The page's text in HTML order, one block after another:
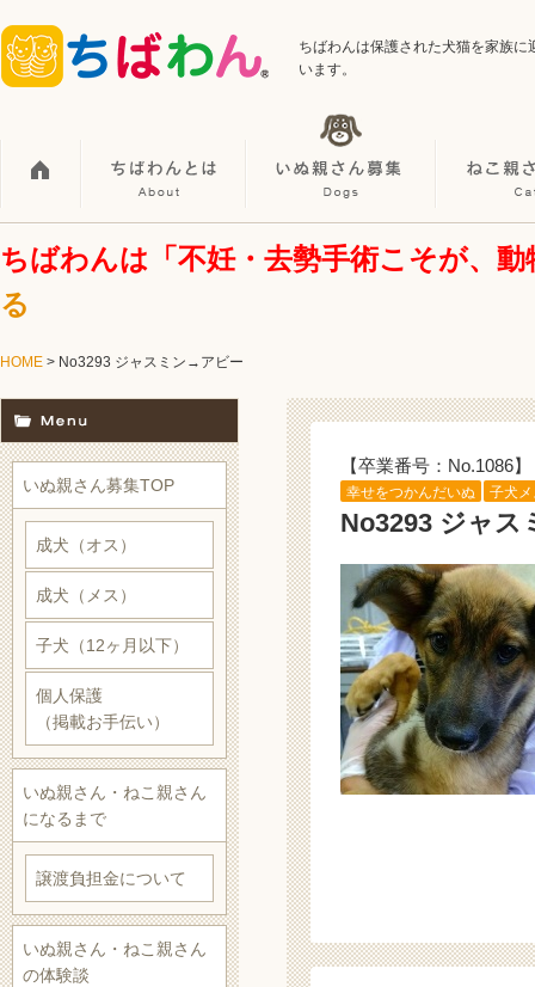
ちばわんは保護された犬猫を家族
います。
ちばわんは「不妊・去勢手術こそが、
る
HOME > No3293 ジャスミン→アビー
【卒業番号：No.1086】
幸せをつかんだいぬ 子犬
No3293 ジャ
いぬ親さん募集TOP
成犬（オス）
成犬（メス）
子犬（12ヶ月以下）
個人保護
（掲載お手伝い）
いぬ親さん・ねこ親さん
になるまで
譲渡負担金について
いぬ親さん・ねこ親さん
の体験談